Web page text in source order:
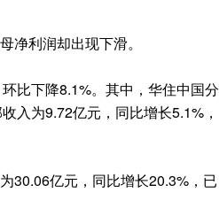
净利润却出现下滑。
比下降8.1%。其中，华住中国分
入为9.72亿元，同比增长5.1%，
30.06亿元，同比增长20.3%，已